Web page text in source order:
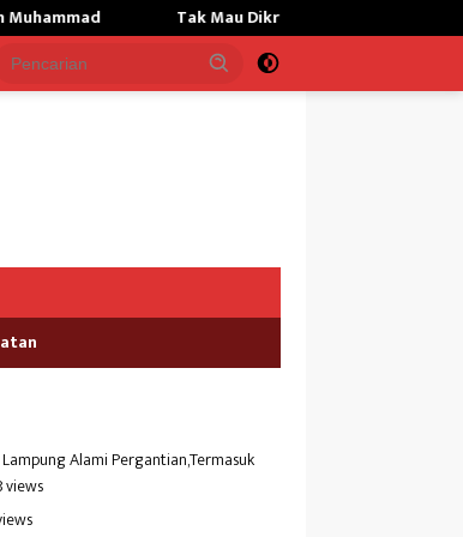
Tak Mau Dikritik,Kepsek SMKN 01 Gunung
Alami Pergantian,Termasuk
views